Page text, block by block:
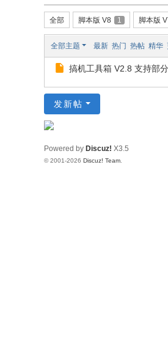
D
O
W
S
全部 脚本版 V8 1 脚本版
全部主题 最新 热门 热帖 精华
搞机工具箱 V2.8 支持部
发新帖
Powered by Discuz! X3.5
© 2001-2026 Discuz! Team